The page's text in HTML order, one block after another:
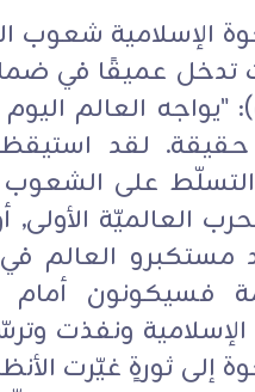
شعوب
تدخل عميقًا في
"يواجه العالم
حقيقة. لقد
التسلّط على
العالميّة
مستكبرو العالم
فسيكونون
ونفذت
إلى ثورةٍ غيّرت